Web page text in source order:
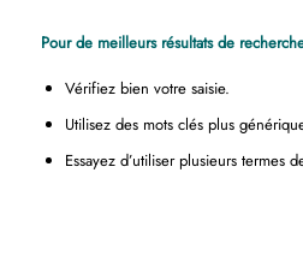
Pour de meilleurs résultats de
Vérifiez bien votre saisie.
Utilisez des mots clés plus
Essayez d’utiliser plusieurs termes